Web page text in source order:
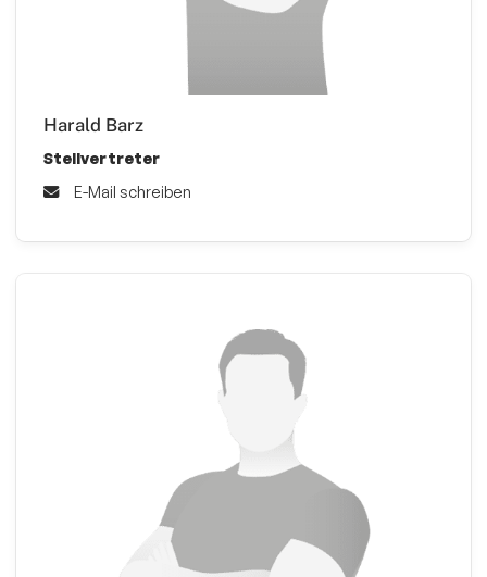
Harald Barz
Stellvertreter
E-Mail schreiben